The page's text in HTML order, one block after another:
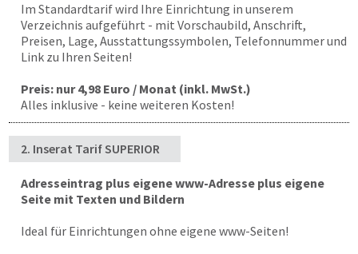
Im Standardtarif wird Ihre Einrichtung in unserem
Verzeichnis aufgeführt - mit Vorschaubild, Anschrift,
Preisen, Lage, Ausstattungssymbolen, Telefonnummer und
Link zu Ihren Seiten!
Preis: nur 4,98 Euro / Monat (inkl. MwSt.)
Alles inklusive - keine weiteren Kosten!
2. Inserat Tarif SUPERIOR
Adresseintrag plus eigene www-Adresse plus eigene
Seite mit Texten und Bildern
Ideal für Einrichtungen ohne eigene www-Seiten!